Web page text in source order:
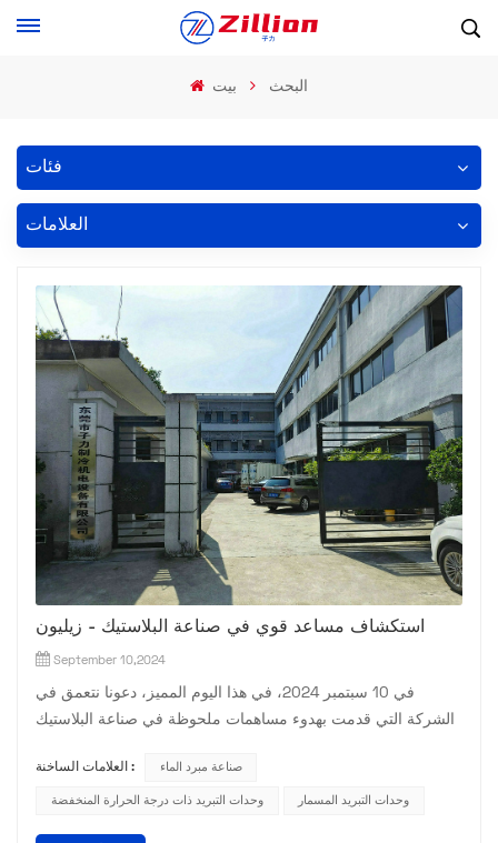
بيت البحث
فئات
العلامات
استكشاف مساعد قوي في صناعة البلاستيك - زيليون
September 10,2024
في 10 سبتمبر 2024، في هذا اليوم المميز، دعونا نتعمق في
الشركة التي قدمت بهدوء مساهمات ملحوظة في صناعة البلاستيك
معدات مساعدة من الدرجة الأولى لصناعة البلاستيك. في أيامها
الأولى، ركزت الشركة على بناء أساس متين من الخبرة في مجال
العلامات الساخنة : صناعة مبرد الماء
وحدات التبريد ذات درجة الحرارة المنخفضة وحدات التبريد المسمار